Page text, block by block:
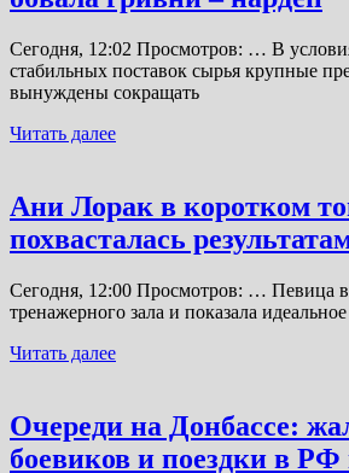
Сегодня, 12:02 Просмотров: … В
стабильных поставок сырья крупные
вынуждены сокращать
Читать далее
Ани Лорак в коротком
похвасталась
Сегодня, 12:00 Просмотров: … Певица
тренажерного зала и показала
Читать далее
Очереди на Донбассе:
боевиков и поездки в РФ